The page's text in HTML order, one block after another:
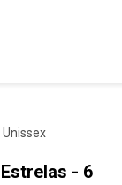
unissex
- 6